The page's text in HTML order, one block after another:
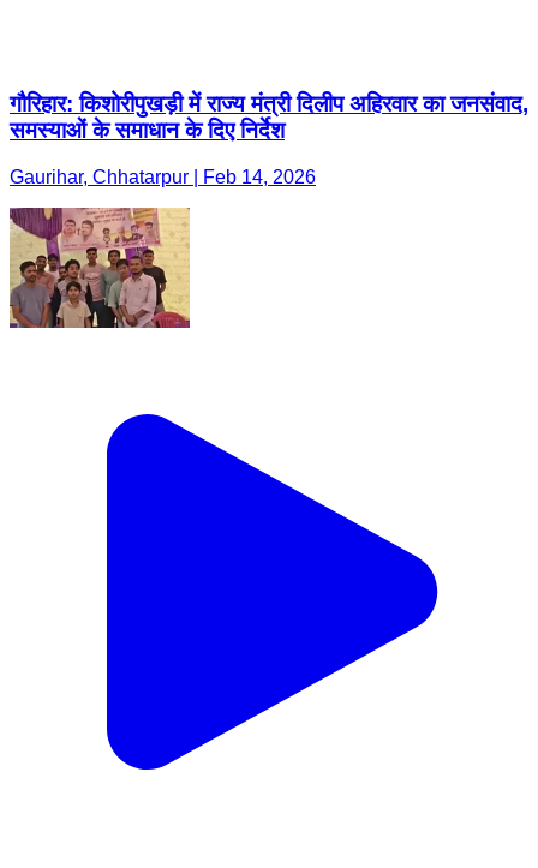
गौरिहार: किशोरीपुखड़ी में राज्य मंत्री दिलीप अहिरवार का जनसंवाद,
समस्याओं के समाधान के दिए निर्देश
Gaurihar, Chhatarpur | Feb 14, 2026